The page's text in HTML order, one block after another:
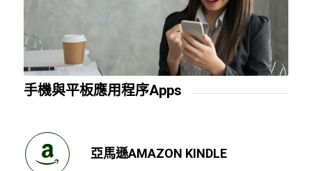
手機與平板應用程序Apps
亞馬遜AMAZON KINDLE